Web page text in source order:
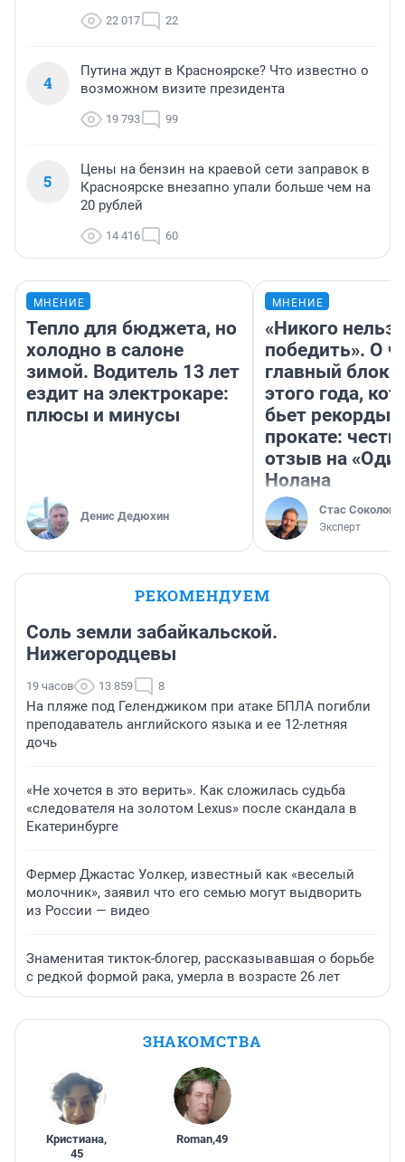
22 017 22
4
Путина ждут в Красноярске? Что известно о
возможном визите президента
19 793 99
5
Цены на бензин на краевой сети заправок в
Красноярске внезапно упали больше чем на
20 рублей
14 416 60
МНЕНИЕ
Тепло для бюджета, но
холодно в салоне
зимой. Водитель 13 лет
ездит на электрокаре:
плюсы и минусы
Денис Дедюхин
МНЕНИЕ
«Никого нельзя
победить». О
главный
этого года,
бьет рекорды в
прокате:
отзыв на
Нолана
Стас Соколов
Эксперт
РЕКОМЕНДУЕМ
Соль земли забайкальской.
Нижегородцевы
19 часов 13 859 8
На пляже под Геленджиком при атаке БПЛА погибли
преподаватель английского языка и ее 12-летняя
дочь
«Не хочется в это верить». Как сложилась судьба
«следователя на золотом Lexus» после скандала в
Екатеринбурге
Фермер Джастас Уолкер, известный как «веселый
молочник», заявил что его семью могут выдворить
из России — видео
Знаменитая тикток-блогер, рассказывавшая о борьбе
с редкой формой рака, умерла в возрасте 26 лет
ЗНАКОМСТВА
Кристиана,
45
Roman,49